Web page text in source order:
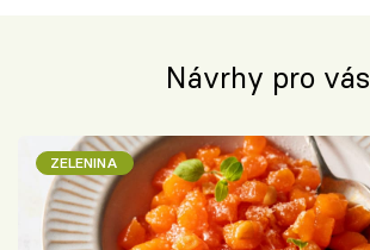
Návrhy pro vás
ZELENINA